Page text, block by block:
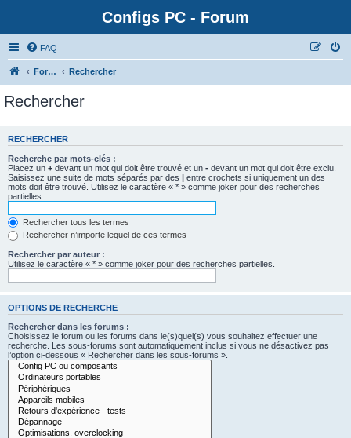
Configs PC - Forum
FAQ
Forum Rechercher
Rechercher
RECHERCHER
Recherche par mots-clés :
Placez un + devant un mot qui doit être trouvé et un - devant un mot qui doit être exclu.
Saisissez une suite de mots séparés par des | entre crochets si uniquement un des
mots doit être trouvé. Utilisez le caractère « * » comme joker pour des recherches
partielles.
Rechercher tous les termes
Rechercher n’importe lequel de ces termes
Rechercher par auteur :
Utilisez le caractère « * » comme joker pour des recherches partielles.
OPTIONS DE RECHERCHE
Rechercher dans les forums :
Choisissez le forum ou les forums dans le(s)quel(s) vous souhaitez effectuer une
recherche. Les sous-forums sont automatiquement inclus si vous ne désactivez pas
l’option ci-dessous « Rechercher dans les sous-forums ».